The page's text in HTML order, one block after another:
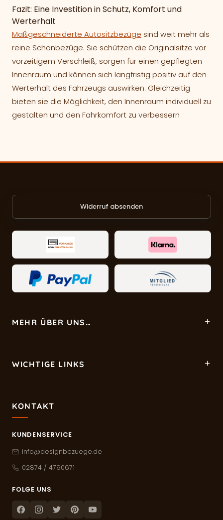
Fazit: Eine Investition in Schutz, Komfort und
Werterhalt
Maßgeschneiderte Autositzbezüge sind weit mehr als
reine Schonbezüge. Sie schützen die Originalsitze vor
vorzeitigem Verschleiß, sorgen für einen gepflegten
Innenraum und können sich langfristig positiv auf den
Werterhalt des Fahrzeugs auswirken. Gleichzeitig
bieten sie die Möglichkeit, den Innenraum individuell zu
gestalten und den Fahrkomfort zu verbessern
Widerruf absenden
MEHR ÜBER UNS…
WICHTIGE LINKS
KONTAKT
KUNDENSERVICE
info@designbezuege.de
02874 / 4790671
FOLGE UNS
FacebookInstagram
TwitterPinterestYoutube